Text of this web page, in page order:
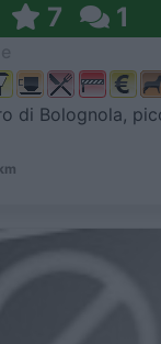
7 1
di Bolognola,